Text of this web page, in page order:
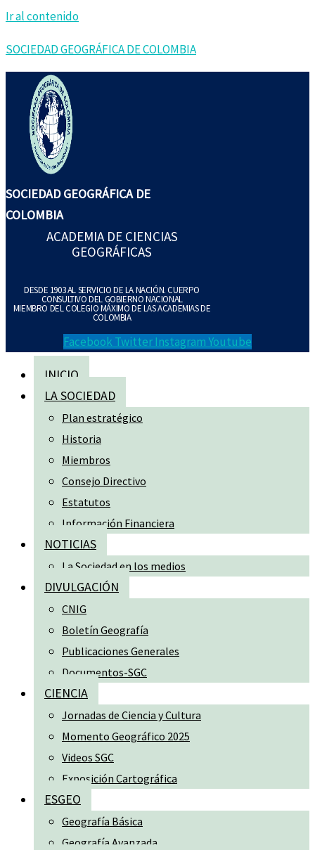
Ir al contenido
SOCIEDAD GEOGRÁFICA DE COLOMBIA
SOCIEDAD GEOGRÁFICA DE
COLOMBIA
ACADEMIA DE CIENCIAS
GEOGRÁFICAS
DESDE 1903 AL SERVICIO DE LA NACIÓN. CUERPO
CONSULTIVO DEL GOBIERNO NACIONAL
MIEMBRO DEL COLEGIO MÁXIMO DE LAS ACADEMIAS DE
COLOMBIA
Facebook Twitter InstagramYoutube
INICIO
LA SOCIEDAD
Plan estratégico
Historia
Miembros
Consejo Directivo
Estatutos
Información Financiera
NOTICIAS
La Sociedad en los medios
DIVULGACIÓN
CNIG
Boletín Geografía
Publicaciones Generales
Documentos-SGC
CIENCIA
Jornadas de Ciencia y Cultura
Momento Geográfico 2025
Videos SGC
Exposición Cartográfica
ESGEO
Geografía Básica
Geografía Avanzada